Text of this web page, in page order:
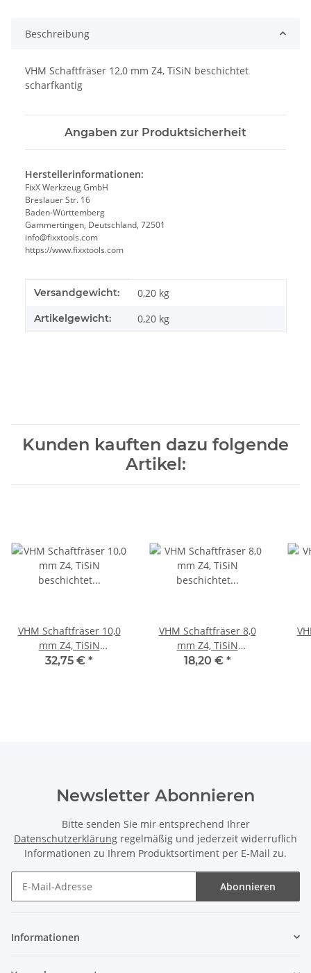
Beschreibung
VHM Schaftfräser 12,0 mm Z4, TiSiN beschichtet
scharfkantig
Angaben zur Produktsicherheit
Herstellerinformationen:
FixX Werkzeug GmbH
Breslauer Str. 16
Baden-Württemberg
Gammertingen, Deutschland, 72501
info@fixxtools.com
https://www.fixxtools.com
Produkteigenschaft
Wert
Versandgewicht: 0,20 kg
Artikelgewicht: 0,20 kg
Kunden kauften dazu folgende
Artikel:
VHM Schaftfräser 10,0
mm Z4, TiSiN
beschichtet scharfkantig
32,75 € *
VHM Schaftfräser 8,0
mm Z4, TiSiN
beschichtet scharfkantig
18,20 € *
Newsletter Abonnieren
Bitte senden Sie mir entsprechend Ihrer
Datenschutzerklärung regelmäßig und jederzeit widerruflich
Informationen zu Ihrem Produktsortiment per E-Mail zu.
Abonnieren
Informationen